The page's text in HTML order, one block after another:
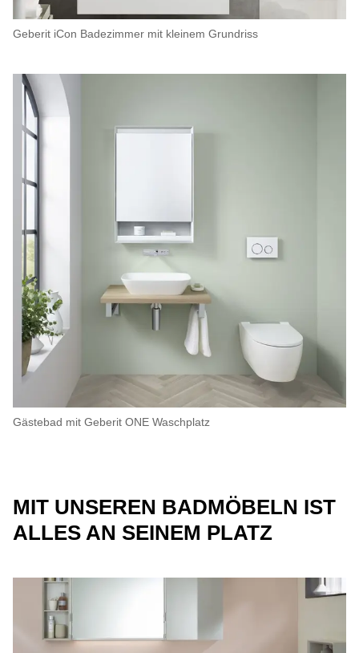
Geberit iCon Badezimmer mit kleinem Grundriss
Gästebad mit Geberit ONE Waschplatz
MIT UNSEREN BADMÖBELN IST
ALLES AN SEINEM PLATZ